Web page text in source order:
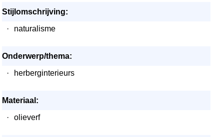
Stijlomschrijving:
·
naturalisme
Onderwerp/thema:
·
herberginterieurs
Materiaal:
·
olieverf